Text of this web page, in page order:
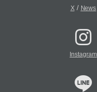
X/ News
Instagram